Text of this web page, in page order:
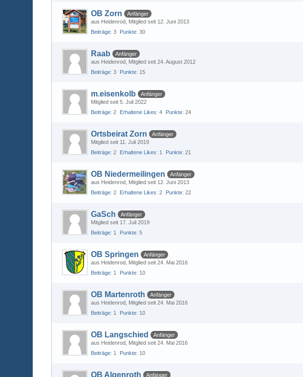
OB Zorn
Anfänger
aus Heidenrod Mitglied seit 12. Juni 2013
Beiträge 3 Punkte 30
Raab
Anfänger
aus Heidenrod Mitglied seit 24. August 2012
Beiträge 3 Punkte 15
m.eisenkolb
Anfänger
Mitglied seit 5. Juli 2022
Beiträge 2 Erhaltene Likes 4 Punkte 24
Ortsbeirat Zorn
Anfänger
Mitglied seit 11. Juli 2019
Beiträge 2 Erhaltene Likes 1 Punkte 21
OB Niedermeilingen
Anfänger
aus Heidenrod Mitglied seit 12. Juni 2013
Beiträge 2 Erhaltene Likes 2 Punkte 22
GaSch
Anfänger
Mitglied seit 17. Juli 2019
Beiträge 1 Punkte 5
OB Springen
Anfänger
aus Heidenrod Mitglied seit 24. Mai 2016
Beiträge 1 Punkte 10
OB Martenroth
Anfänger
aus Heidenrod Mitglied seit 24. Mai 2016
Beiträge 1 Punkte 10
OB Langschied
Anfänger
aus Heidenrod Mitglied seit 24. Mai 2016
Beiträge 1 Punkte 10
OB Algenroth Anfänger